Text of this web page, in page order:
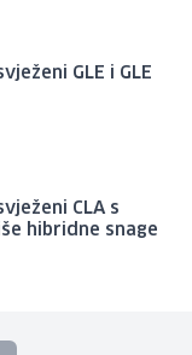
GLE i GLE
CLA s
hibridne snage